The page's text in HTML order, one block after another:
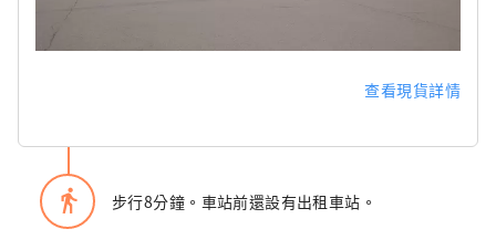
查看現貨詳情
directions_walk 步行8分鐘。車站前還設有出租車站。